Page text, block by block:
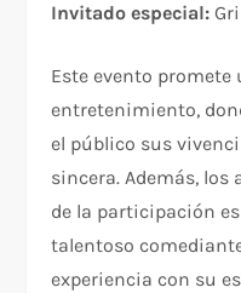
Invitado especial:
Este evento promete
entretenimiento,
el público sus
sincera. Además,
de la participación
talentoso
experiencia con su